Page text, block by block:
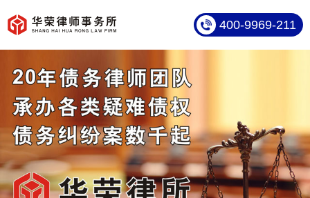
400-9969-211